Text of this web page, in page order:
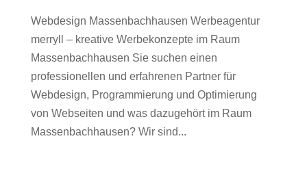
Webdesign Massenbachhausen Werbeagentur
merryll – kreative Werbekonzepte im Raum
Massenbachhausen Sie suchen einen
professionellen und erfahrenen Partner für
Webdesign, Programmierung und Optimierung
von Webseiten und was dazugehört im Raum
Massenbachhausen? Wir sind...